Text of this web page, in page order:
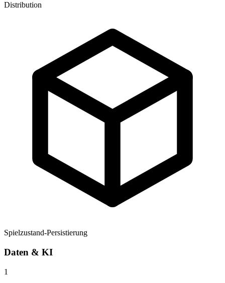
Distribution
Spielzustand-Persistierung
Daten & KI
1